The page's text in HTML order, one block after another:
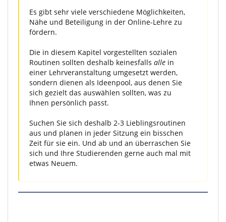
Es gibt sehr viele verschiedene Möglichkeiten,
Nähe und Beteiligung in der Online-Lehre zu
fördern.
Die in diesem Kapitel vorgestellten sozialen
Routinen sollten deshalb keinesfalls alle in
einer Lehrveranstaltung umgesetzt werden,
sondern dienen als Ideenpool, aus denen Sie
sich gezielt das auswählen sollten, was zu
Ihnen persönlich passt.
Suchen Sie sich deshalb 2-3 Lieblingsroutinen
aus und planen in jeder Sitzung ein bisschen
Zeit für sie ein. Und ab und an überraschen Sie
sich und Ihre Studierenden gerne auch mal mit
etwas Neuem.